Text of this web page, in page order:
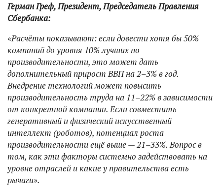
Герман Греф, Президент, Председатель Правления
Сбербанка:
«Расчёты показывают: если довести хотя бы 50%
компаний до уровня 10% лучших по
производительности, это может дать
дополнительный прирост ВВП на 2–3% в год.
Внедрение технологий может повысить
производительность труда на 11–22% в зависимости
от конкретной компании. Если совместить
генеративный и физический искусственный
интеллект (роботов), потенциал роста
производительности ещё выше — 21–33%. Вопрос в
том, как эти факторы системно задействовать на
уровне отраслей и какие у правительства есть
рычаги».